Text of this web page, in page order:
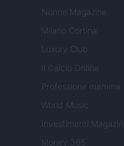
Nonne Magazine
Milano Cortina
Luxury Club
Il Calcio Online
Professione mamma
World Music
Investimenti Magazine
Money 365